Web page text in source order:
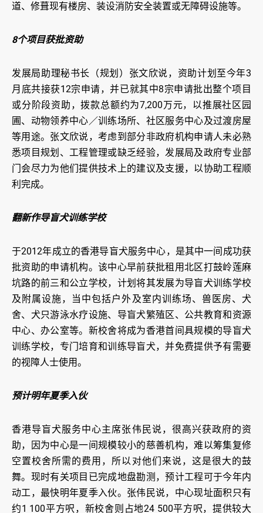
道、修葺现有楼房、装设消防安全装置或无障碍设施等。
8个项目获批资助
发展局助理秘书长（规划）张文欣说，资助计划至今年3
月底共接获12宗申请，并已就其中8宗申请批出整个项目
或分阶段资助，拨款总额约为7,200万元，以推展社区园
圃、动物领养中心／训练场所、社区服务中心及过渡房屋
等用途。张文欣说，考虑到部分非政府机构申请人未必熟
悉项目规划、工程管理或缺乏经验，发展局及政府专业部
门会尽力为他们提供技术上的建议及支援，以协助工程顺
利完成。
翻新作导盲犬训练学校
于2012年成立的香港导盲犬服务中心，是其中一间成功获
批资助的申请机构。该中心早前获批租用北区打鼓岭莲麻
坑路的前三和公立学校，计划将其发展为导盲犬训练学校
及附属设施，当中包括户外及室内训练场、兽医房、犬
舍、犬只游泳水疗设施、导盲犬繁殖区、公共教育和资源
中心、办公室等。新校舍将成为香港首间具规模的导盲犬
训练学校，专门培育和训练导盲犬，并免费提供予有需要
的视障人士使用。
预计明年夏季入伙
香港导盲犬服务中心主席张伟民说，很高兴获政府的资
助，因为中心是一间规模较小的慈善机构，难以筹集复修
空置校舍所需的费用，所以对他们来说，这是很大的鼓
舞。现时有关项目已完成地盘勘测，预计工程可于今年内
动工，最快明年夏季入伙。张伟民说，中心现址面积只有
约1 100平方呎，新校舍则占地24 500平方呎，提供较大